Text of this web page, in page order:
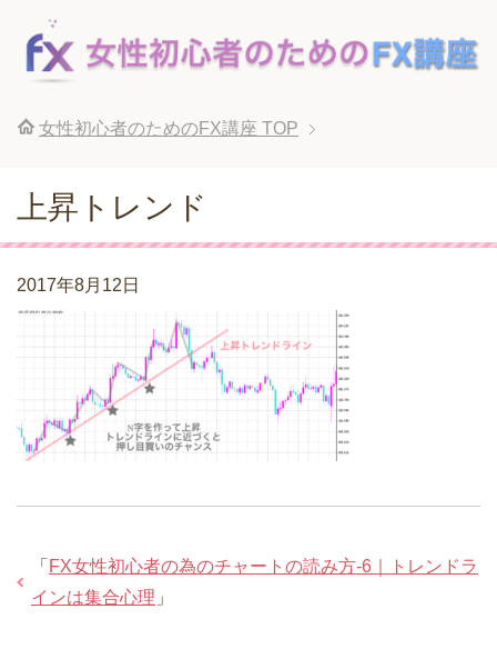
女性初心者のためのFX講座 TOP
上昇トレンド
2017年8月12日
「 FX女性初心者の為のチャートの読み方-6｜トレンドラ
インは集合心理 」